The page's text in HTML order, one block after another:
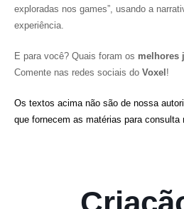
exploradas nos games”, usando a
experiência.
E para você? Quais foram os melhores
Comente nas redes sociais do Voxel !
Os textos acima não são de nossa
que fornecem as matérias para consulta